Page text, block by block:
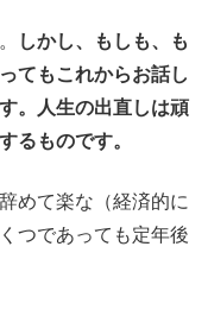
しかし、もしも、も
てもこれからお話し
。人生の出直しは頑
るものです。
めて楽な（経済的に
つであっても定年後